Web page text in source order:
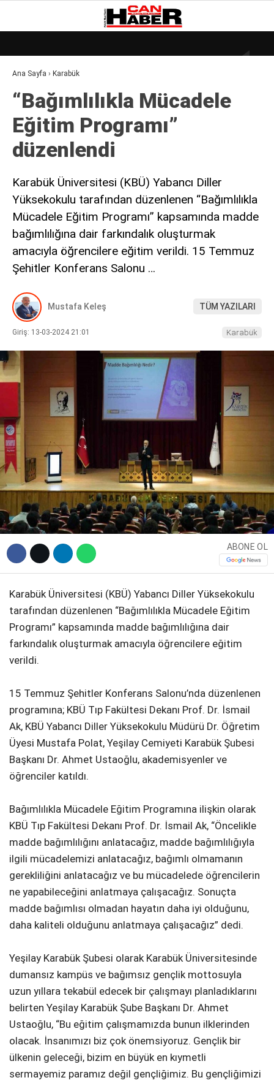
WhatsApp İhbar Hattı
Facebook
Instagram
Youtube
19.2°
GALERİ
DÜNYA
EKONOMI
GÜNDEM
KÜLÜR – SANAT
MAGAZIN
SAĞLIK
POLITIKA
ASAYIŞ
DIĞER
Ana Sayfa › Karabük
“Bağımlılıkla Mücadele
Eğitim Programı”
düzenlendi
Karabük Üniversitesi (KBÜ) Yabancı Diller
Yüksekokulu tarafından düzenlenen “Bağımlılıkla
Mücadele Eğitim Programı” kapsamında madde
bağımlılığına dair farkındalık oluşturmak
amacıyla öğrencilere eğitim verildi. 15 Temmuz
Şehitler Konferans Salonu …
Mustafa Keleş TÜM YAZILARI
Giriş: 13-03-2024 21:01 Karabük
ABONE OL
Karabük Üniversitesi (KBÜ) Yabancı Diller Yüksekokulu
tarafından düzenlenen “Bağımlılıkla Mücadele Eğitim
Programı” kapsamında madde bağımlılığına dair
farkındalık oluşturmak amacıyla öğrencilere eğitim
verildi.
15 Temmuz Şehitler Konferans Salonu’nda düzenlenen
programına; KBÜ Tıp Fakültesi Dekanı Prof. Dr. İsmail
Ak, KBÜ Yabancı Diller Yüksekokulu Müdürü Dr. Öğretim
Üyesi Mustafa Polat, Yeşilay Cemiyeti Karabük Şubesi
Başkanı Dr. Ahmet Ustaoğlu, akademisyenler ve
öğrenciler katıldı.
Bağımlılıkla Mücadele Eğitim Programına ilişkin olarak
KBÜ Tıp Fakültesi Dekanı Prof. Dr. İsmail Ak, “Öncelikle
madde bağımlılığını anlatacağız, madde bağımlılığıyla
ilgili mücadelemizi anlatacağız, bağımlı olmamanın
gerekliliğini anlatacağız ve bu mücadelede öğrencilerin
ne yapabileceğini anlatmaya çalışacağız. Sonuçta
madde bağımlısı olmadan hayatın daha iyi olduğunu,
daha kaliteli olduğunu anlatmaya çalışacağız” dedi.
Yeşilay Karabük Şubesi olarak Karabük Üniversitesinde
dumansız kampüs ve bağımsız gençlik mottosuyla
uzun yıllara tekabül edecek bir çalışmayı planladıklarını
belirten Yeşilay Karabük Şube Başkanı Dr. Ahmet
Ustaoğlu, “Bu eğitim çalışmamızda bunun ilklerinden
olacak. İnsanımızı biz çok önemsiyoruz. Gençlik bir
ülkenin geleceği, bizim en büyük en kıymetli
sermayemiz paramız değil gençliğimiz. Bu gençliğimizi